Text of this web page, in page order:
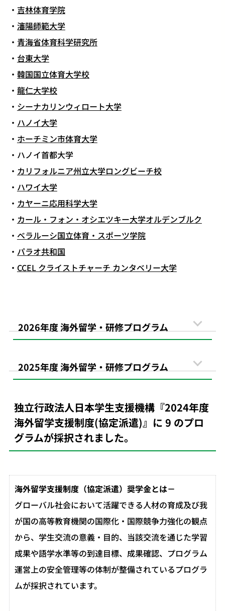
吉林体育学院
瀋陽師範大学
青海省体育科学研究所
台東大学
韓国国立体育大学校
龍仁大学校
シーナカリンウィロート大学
ハノイ大学
ホーチミン市体育大学
ハノイ首都大学
カリフォルニア州立大学ロングビーチ校
ハワイ大学
カヤーニ応用科学大学
カール・フォン・オシエツキー大学オルデンブルク
ベラルーシ国立体育・スポーツ学院
パラオ共和国
CCEL クライストチャーチ カンタベリー大学
2026年度 海外留学・研修プログラム
2025年度 海外留学・研修プログラム
独立行政法人日本学生支援機構『2024年度
海外留学支援制度(協定派遣)』に 9 のプロ
グラムが採択されました。
海外留学支援制度（協定派遣）奨学金とは－
グローバル社会において活躍できる人材の育成及び我
が国の高等教育機関の国際化・国際競争力強化の観点
から、学生交流の意義・目的、当該交流を通じた学習
成果や語学水準等の到達目標、成果確認、プログラム
運営上の安全管理等の体制が整備されているプログラ
ムが採択されています。